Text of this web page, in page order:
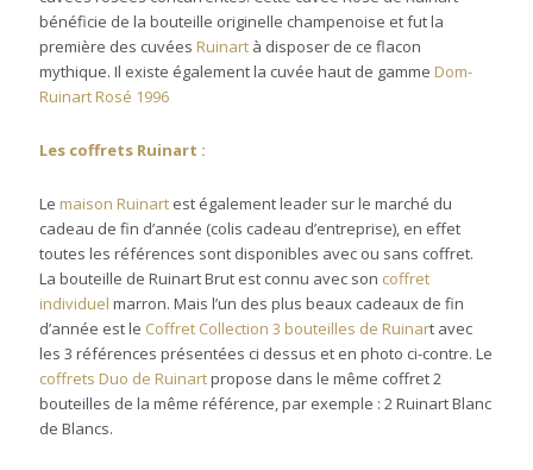
bénéficie de la bouteille originelle champenoise et fut la
première des cuvées Ruinart à disposer de ce flacon
mythique. Il existe également la cuvée haut de gamme Dom-
Ruinart Rosé 1996
Les coffrets Ruinart :
Le maison Ruinart est également leader sur le marché du
cadeau de fin d’année (colis cadeau d’entreprise), en effet
toutes les références sont disponibles avec ou sans coffret.
La bouteille de Ruinart Brut est connu avec son coffret
individuel marron. Mais l’un des plus beaux cadeaux de fin
d’année est le Coffret Collection 3 bouteilles de Ruinart avec
les 3 références présentées ci dessus et en photo ci-contre. Le
coffrets Duo de Ruinartpropose dans le même coffret 2
bouteilles de la même référence, par exemple : 2 Ruinart Blanc
de Blancs.